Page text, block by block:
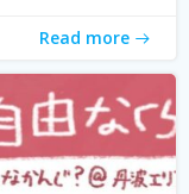
Read more